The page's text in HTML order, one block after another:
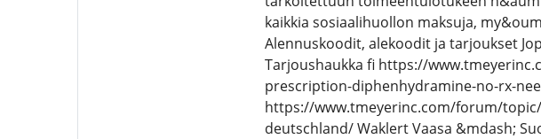
kaikkia sosiaalihuollon maksuja,
Alennuskoodit, alekoodit ja tarjoukset
Tarjoushaukka fi https://
prescription-diphenhydramine-no-rx-
https://www.tmeyerinc.com/forum/
deutschland/ Waklert Vaasa &mdash;